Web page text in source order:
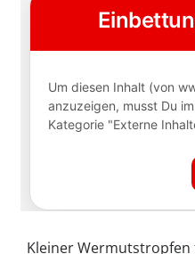
Kleiner Wermutstropfen